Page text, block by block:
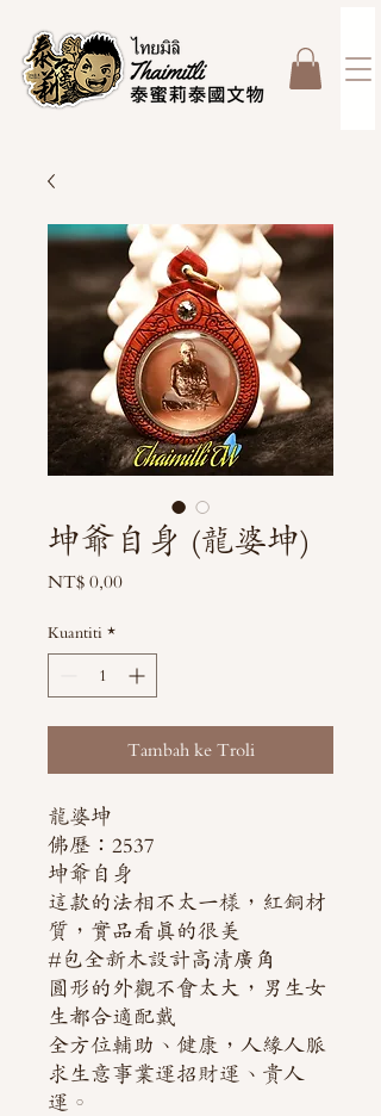
坤爺自身 (龍婆坤)
NT$ 0,00Harga
Kuantiti *
Tambah ke Troli
龍婆坤
佛歷：2537
坤爺自身
這款的法相不太一樣，紅銅材
質，實品看真的很美
#包全新木設計高清廣角
圓形的外觀不會太大，男生女
生都合適配戴
全方位輔助、健康，人緣人脈
求生意事業運招財運、貴人
運。